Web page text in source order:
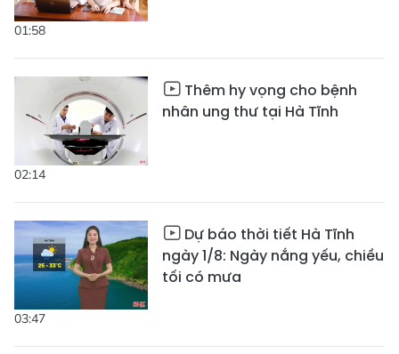
01:58
02:14
Thêm hy vọng cho bệnh
nhân ung thư tại Hà Tĩnh
03:47
Dự báo thời tiết Hà Tĩnh
ngày 1/8: Ngày nắng yếu, chiều
tối có mưa